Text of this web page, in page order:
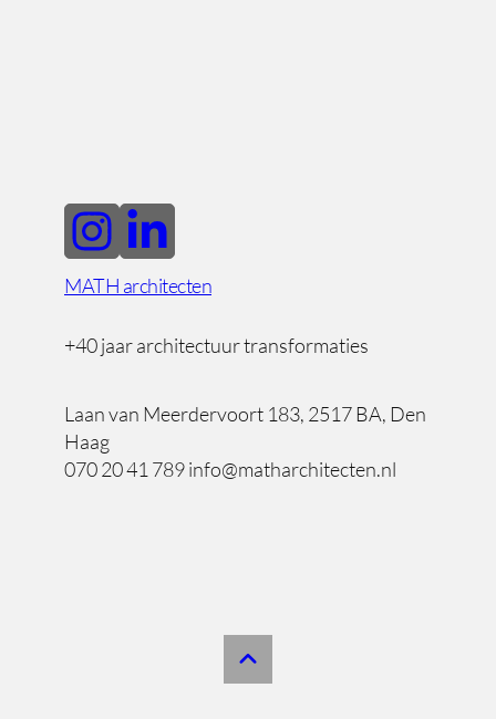
MATH architecten
+40 jaar architectuur transformaties
Laan van Meerdervoort 183, 2517 BA, Den
Haag
070 20 41 789 info@matharchitecten.nl